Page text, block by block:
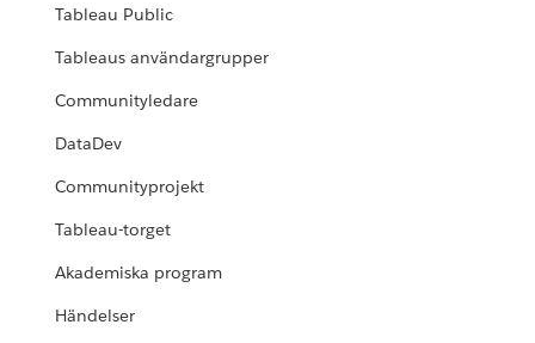
Tableau Public
Tableaus användargrupper
Communityledare
DataDev
Communityprojekt
Tableau-torget
Akademiska program
Händelser